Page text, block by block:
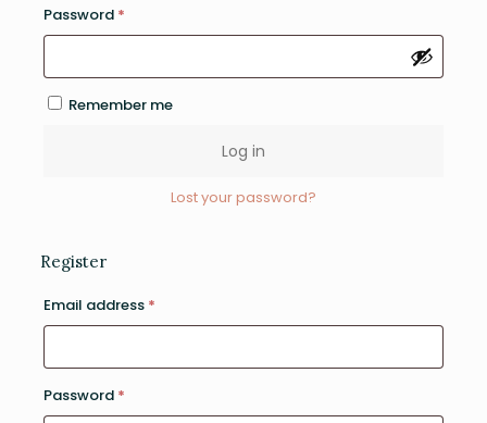
Password *Required
Remember me
Log in
Lost your password?
Register
Email address *Required
Password *Required